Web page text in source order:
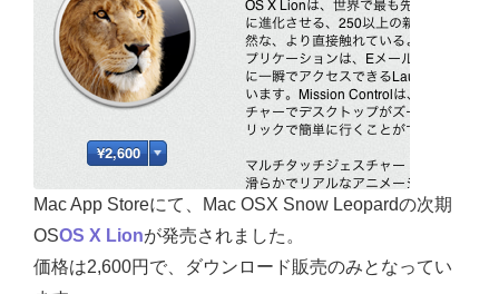
Mac App Storeにて、Mac OSX Snow Leopardの次期
OSOS X Lionが発売されました。
価格は2,600円で、ダウンロード販売のみとなってい